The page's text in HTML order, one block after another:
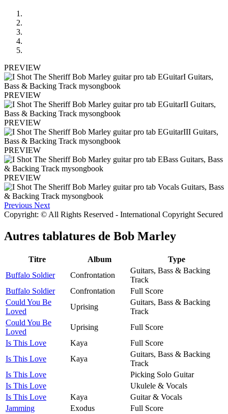
PREVIEW
PREVIEW
PREVIEW
PREVIEW
PREVIEW
Previous Next
Copyright: © All Rights Reserved - International Copyright Secured
Autres tablatures de Bob Marley
Titre Album
Type
Buffalo Soldier
Confrontation
Guitars, Bass & Backing
Track
Buffalo Soldier
Confrontation
Full Score
Could You Be
Loved
Uprising
Guitars, Bass & Backing
Track
Could You Be
Loved
Uprising
Full Score
Is This Love
Kaya
Full Score
Is This Love
Kaya
Guitars, Bass & Backing
Track
Is This Love
Picking Solo Guitar
Is This Love
Ukulele & Vocals
Is This Love
Kaya
Guitar & Vocals
Jamming
Exodus
Full Score